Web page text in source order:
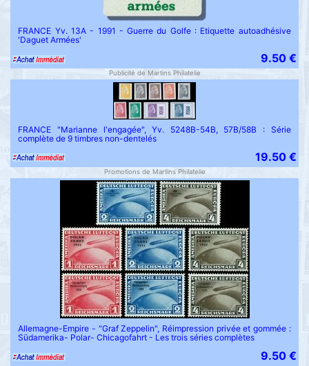
FRANCE Yv. 13A - 1991 - Guerre du Golfe : Etiquette autoadhésive
'Daguet Armées'
9.50 €
Publicité de Martins Philatelie
FRANCE "Marianne l'engagée", Yv. 5248B-54B, 57B/58B : Série
complète de 9 timbres non-dentelés
19.50 €
Promotions de Martins Philatelie
Allemagne-Empire - "Graf Zeppelin", Réimpression privée et gommée :
Südamerika- Polar- Chicagofahrt - Les trois séries complètes
9.50 €